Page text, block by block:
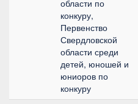
области по
конкуру,
Первенство
Свердловской
области среди
детей, юношей и
юниоров по
конкуру